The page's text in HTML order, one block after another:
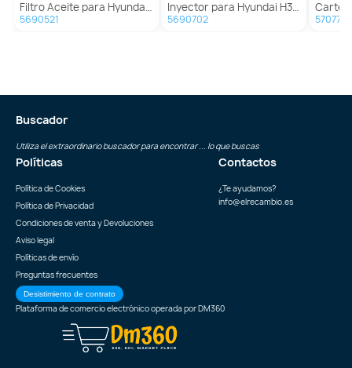
Filtro Aceite para Hyundai H350 Furgoneta
5690521
Inyector para Hyundai H350 Furgoneta
5690702
Carter
5707718
Buscador
Utiliza el extraordinario buscador para encontrar ... lo que buscas
Políticas
Política de Cookies
Política de Privacidad
Condiciones de venta y Devoluciones
Aviso legal
Políticas de envío
Preguntas frecuentes
Desistimiento de contrato
Contactos
¿Te ayudamos?
info@elrecambio.es
Plataforma de comercio electrónico operada porDM360